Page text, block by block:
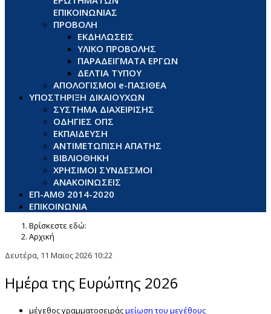
ΕΠΙΚΟΙΝΩΝΙΑΣ
ΠΡΟΒΟΛΗ
ΕΚΔΗΛΩΣΕΙΣ
ΥΛΙΚΟ ΠΡΟΒΟΛΗΣ
ΠΑΡΑΔΕΙΓΜΑΤΑ ΕΡΓΩΝ
ΔΕΛΤΙΑ ΤΥΠΟΥ
ΑΠΟΛΟΓΙΣΜΟΙ e-ΠΑΣΙΘΕΑ
ΥΠΟΣΤΗΡΙΞΗ ΔΙΚΑΙΟΥΧΩΝ
ΣΥΣΤΗΜΑ ΔΙΑΧΕΙΡΙΣΗΣ
ΟΔΗΓΙΕΣ ΟΠΣ
ΕΚΠΑΙΔΕΥΣΗ
ΑΝΤΙΜΕΤΩΠΙΣΗ ΑΠΑΤΗΣ
ΒΙΒΛΙΟΘΗΚΗ
ΧΡΗΣΙΜΟΙ ΣΥΝΔΕΣΜΟΙ
ΑΝΑΚΟΙΝΩΣΕΙΣ
ΕΠ-ΑΜΘ 2014-2020
ΕΠΙΚΟΙΝΩΝΙΑ
Βρίσκεστε εδώ:
Αρχική
Δευτέρα, 11 Μαϊος 2026 10:22
Ημέρα της Ευρώπης 2026
μέγεθος γραμματοσειράςμείωση του μεγέθους